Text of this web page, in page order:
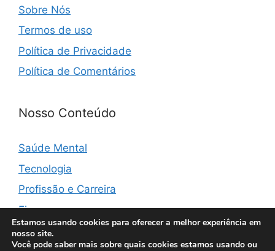
Sobre Nós
Termos de uso
Política de Privacidade
Política de Comentários
Nosso Conteúdo
Saúde Mental
Tecnologia
Profissão e Carreira
Finanças
Estamos usando cookies para oferecer a melhor experiência em
nosso site.
Você pode saber mais sobre quais cookies estamos usando ou